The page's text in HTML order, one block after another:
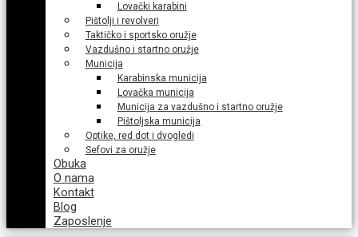
Lovački karabini
Pištolji i revolveri
Taktičko i sportsko oružje
Vazdušno i startno oružje
Municija
Karabinska municija
Lovačka municija
Municija za vazdušno i startno oružje
Pištoljska municija
Optike, red dot i dvogledi
Sefovi za oružje
Obuka
O nama
Kontakt
Blog
Zaposlenje